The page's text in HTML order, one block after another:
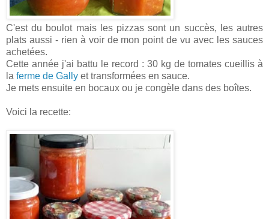
C'est du boulot mais les pizzas sont un succès, les autres
plats aussi - rien à voir de mon point de vu avec les sauces
achetées.
Cette année j'ai battu le record : 30 kg de tomates cueillis à
la ferme de Gally et transformées en sauce.
Je mets ensuite en bocaux ou je congèle dans des boîtes.
Voici la recette: